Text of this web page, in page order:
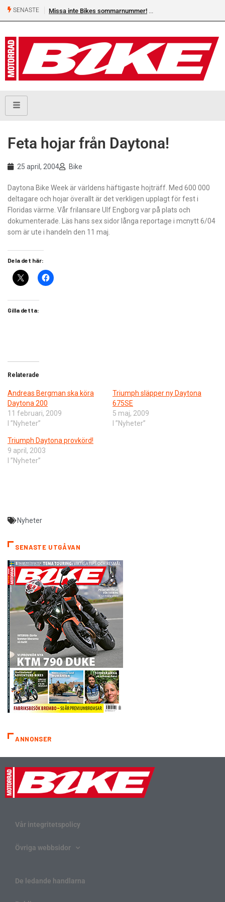
SENASTE Missa inte Bikes sommarnummer!
Feta hojar från Daytona!
25 april, 2004 Bike
Daytona Bike Week är världens häftigaste hojträff. Med 600 000
deltagare och hojar överallt är det verkligen upplagt för fest i
Floridas värme. Vår frilansare Ulf Engborg var på plats och
dokumenterade. Läs hans sex sidor långa reportage i mcnytt 6/04
som är ute i handeln den 11 maj.
Dela det här:
Gilla detta:
Relaterade
Andreas Bergman ska köra
Daytona 200
11 februari, 2009
I ”Nyheter”
Triumph släpper ny Daytona
675SE
5 maj, 2009
I ”Nyheter”
Triumph Daytona provkörd!
9 april, 2003
I ”Nyheter”
Nyheter
SENASTE UTGÅVAN
ANNONSER
Vår integritetspolicy
Övriga webbsidor
De ledande handlarna